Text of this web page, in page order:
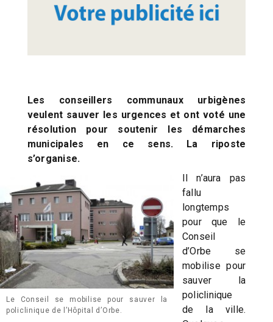
Les conseillers communaux urbigènes
veulent sauver les urgences et ont voté une
résolution pour soutenir les démarches
municipales en ce sens. La riposte
s’organise.
Le Conseil se mobilise pour sauver la
policlinique de l’Hôpital d’Orbe.
Il n’aura pas
fallu
longtemps
pour que le
Conseil
d’Orbe se
mobilise pour
sauver la
policlinique
de la ville.